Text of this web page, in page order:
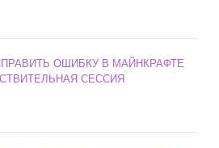
ОШИБКУ В МАЙНКРАФТЕ
СЕССИЯ